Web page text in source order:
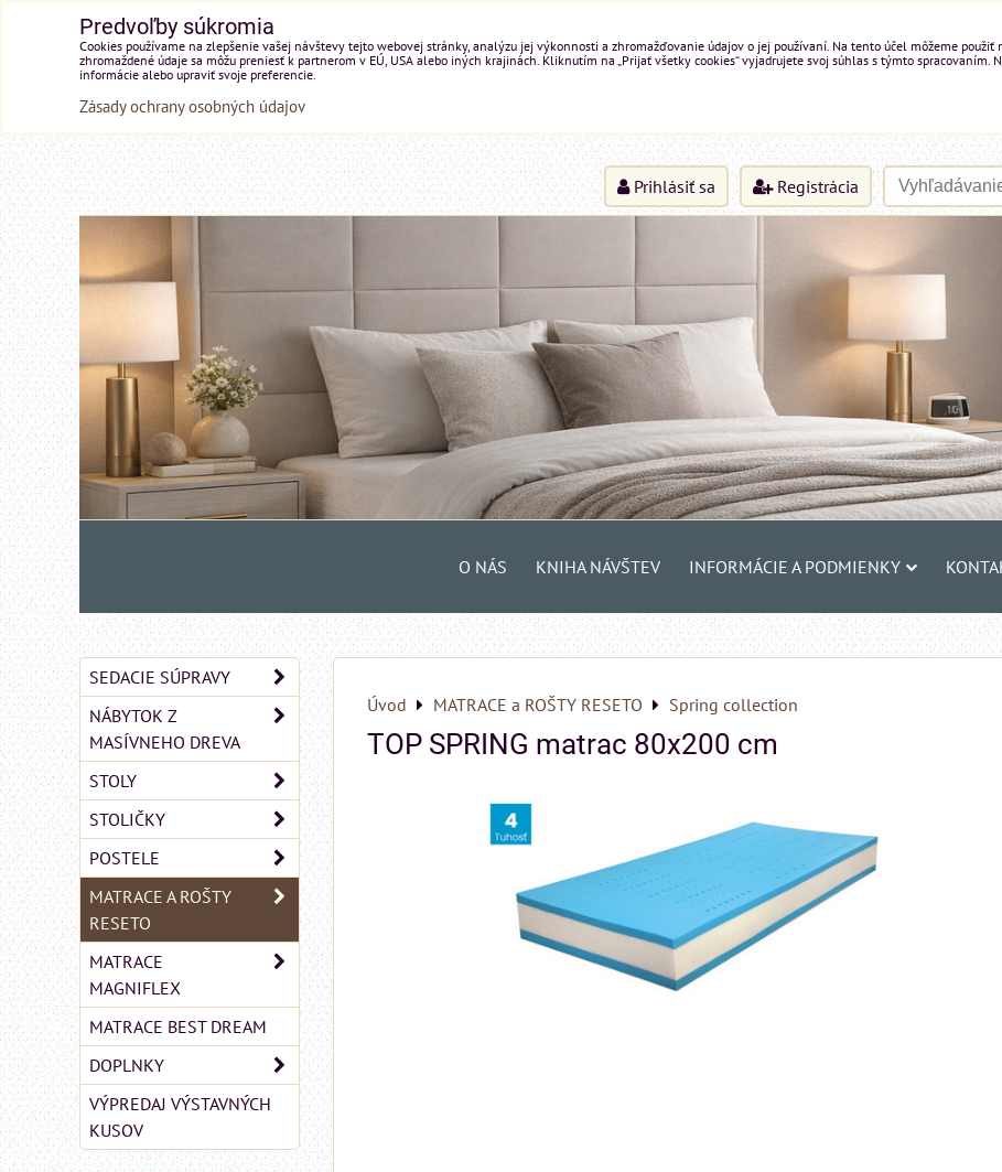
Prihlásiť sa Registrácia
O NÁS KNIHA NÁVŠTEV INFORMÁCIE A PODMIENKY
Úvod MATRACE a ROŠTY RESETO Spring collection
TOP SPRING matrac 80x200 cm
SEDACIE SÚPRAVY
NÁBYTOK Z
MASÍVNEHO DREVA
STOLY
STOLIČKY
POSTELE
MATRACE A ROŠTY
RESETO
MATRACE
MAGNIFLEX
MATRACE BEST DREAM
DOPLNKY
VÝPREDAJ VÝSTAVNÝCH
KUSOV
Predvoľby súkromia
Cookies používame na zlepšenie vašej návštevy tejto webovej stránky, analýzu jej výkonnosti a zhromažďovanie údajov o jej používaní. Na tento účel môžeme použiť
zhromaždené údaje sa môžu preniesť k partnerom v EÚ, USA alebo iných krajinách. Kliknutím na „Prijať všetky cookies“ vyjadrujete svoj súhlas s týmto spracovaním.
informácie alebo upraviť svoje preferencie.
Zásady ochrany osobných údajov